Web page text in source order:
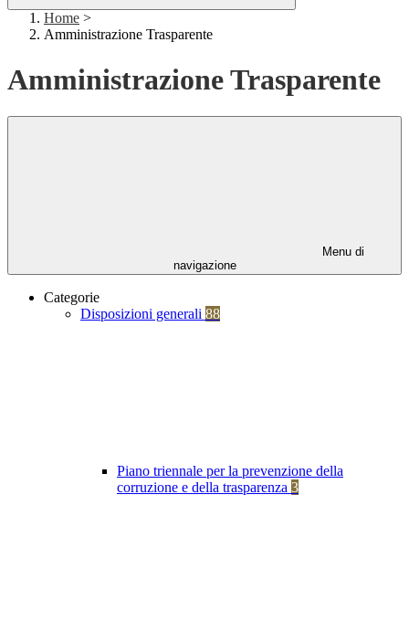
Home >
Amministrazione Trasparente
Amministrazione Trasparente
Menu di
navigazione
Categorie
Disposizioni generali 88
Piano triennale per la prevenzione della
corruzione e della trasparenza 3